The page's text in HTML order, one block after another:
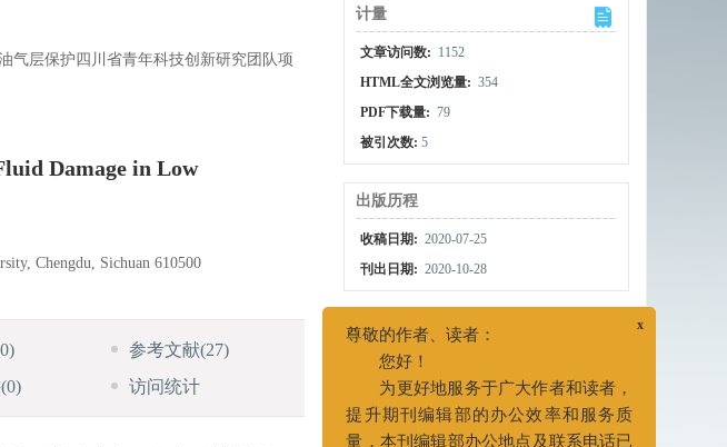
气层保护四川省青年科技创新研究团队项
Damage in Low
Chengdu, Sichuan 610500
参考文献(27)
(0) 访问统计
计量
文章访问数: 1152
HTML全文浏览量: 354
PDF下载量: 79
被引次数:5
出版历程
收稿日期: 2020-07-25
刊出日期: 2020-10-28
尊敬的作者、读者：
您好！
为更好地服务于广大作者和读者，
提升期刊编辑部的办公效率和服务质